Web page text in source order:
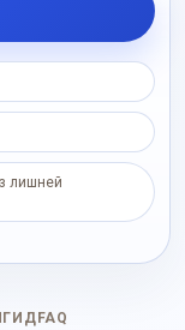
лишней
ГИД FAQ